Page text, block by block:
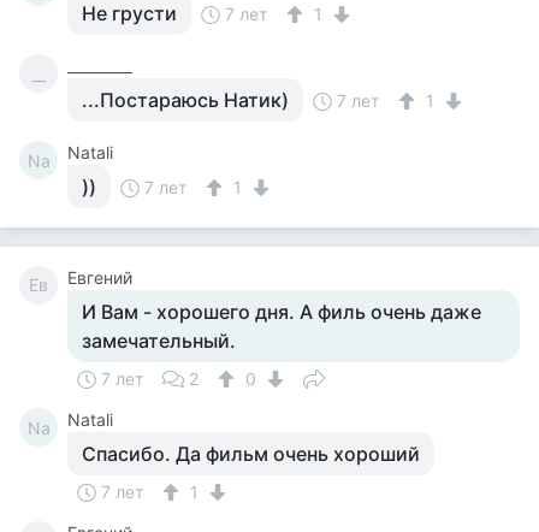
Не грусти 7 лет 1
...Постараюсь Натик) 7 лет 1
Na Natali
)) 7 лет 1
Ев Евгений
И Вам - хорошего дня. А филь очень даже
замечательный.
7 лет 2 0
Na Natali
Спасибо. Да фильм очень хороший
7 лет 1